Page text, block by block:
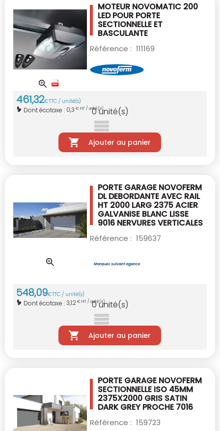
MOTEUR NOVOMATIC 200
LED POUR PORTE
SECTIONNELLE ET
BASCULANTE
Référence : 111169
461,32€TTC / unité(s)
Dont écotaxe : 0,3 € HT / unité(s)
0unité(s)
Ajouter au panier
PORTE GARAGE NOVOFERM
DL DEBORDANTE AVEC RAIL
HT 2000 LARG 2375 ACIER
GALVANISE BLANC LISSE
9016 NERVURES VERTICALES
Référence : 159637
548,09€TTC / unité(s)
Dont écotaxe :3,12€ HT / unité(s)
0 unité(s)
Ajouter au panier
PORTE GARAGE NOVOFERM
SECTIONNELLE ISO 45MM
2375X2000 GRIS SATIN
DARK GREYPROCHE 7016
Référence : 159723